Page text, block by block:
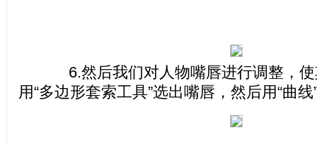
6.然后我们对人物嘴唇进行调整，使
用“多边形套索工具”选出嘴唇，然后用“曲